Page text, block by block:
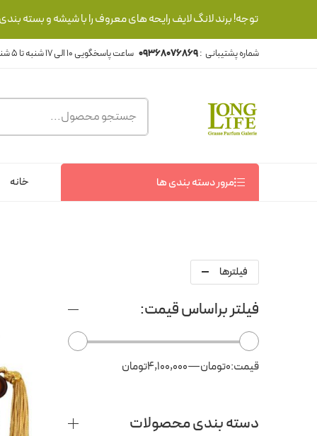
توجه! برند لانگ لایف رایحه های معروف را با شیشه و بسته
شماره پشتیبانی :09368076869
مرور دسته بندی ها خانه
فیلترها
فیلتر براساس قیمت:
قیمت:0تومان —4,100,000تومان
دسته بندی محصولات